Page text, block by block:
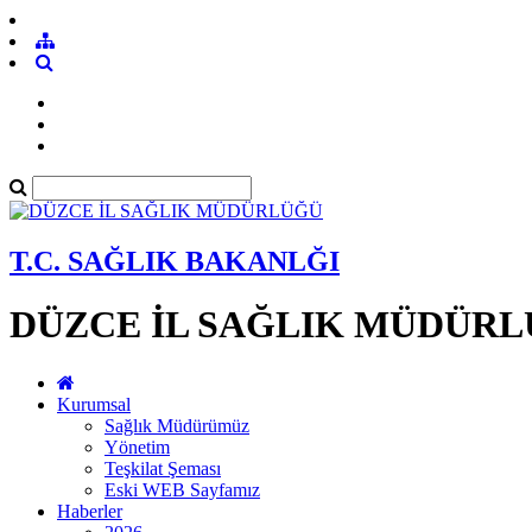
T.C. SAĞLIK BAKANLĞI
DÜZCE İL SAĞLIK
Kurumsal
Sağlık Müdürümüz
Yönetim
Teşkilat Şeması
Eski WEB Sayfamız
Haberler